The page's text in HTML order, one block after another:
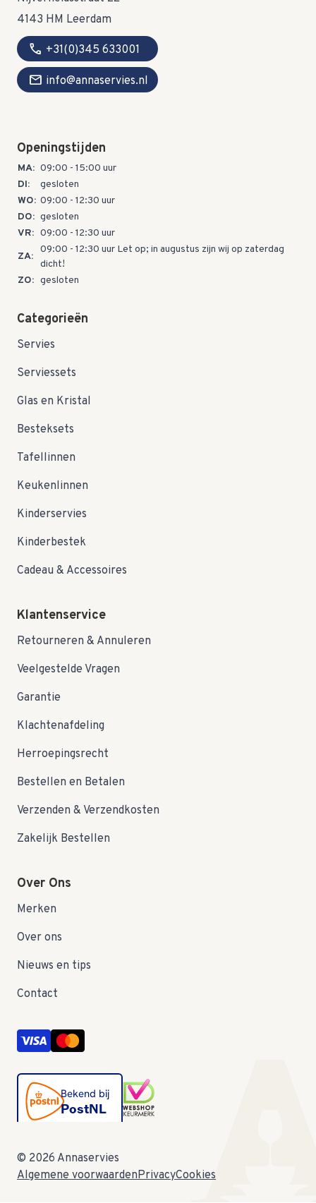
4143 HM Leerdam
call +31(0)345 633001
mail info@annaservies.nl
Openingstijden
MA: 09:00 - 15:00 uur
DI:
gesloten
WO: 09:00 - 12:30 uur
DO: gesloten
VR: 09:00 - 12:30 uur
ZA:
09:00 - 12:30 uur Let op; in augustus zijn wij op zaterdag
dicht!
ZO: gesloten
Categorieën
Servies
Serviessets
Glas en Kristal
Besteksets
Tafellinnen
Keukenlinnen
Kinderservies
Kinderbestek
Cadeau & Accessoires
Klantenservice
Retourneren & Annuleren
Veelgestelde Vragen
Garantie
Klachtenafdeling
Herroepingsrecht
Bestellen en Betalen
Verzenden & Verzendkosten
Zakelijk Bestellen
Over Ons
Merken
Over ons
Nieuws en tips
Contact
© 2026 Annaservies
Algemene voorwaardenPrivacyCookies